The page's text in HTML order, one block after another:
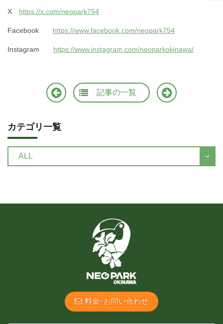
X https://x.com/neopark754
Facebook https://www.facebook.com/neopark754
Instagram https://www.instagram.com/neoparkokinawa/
記事の一覧
カテゴリ一覧
料金･お問い合わせ